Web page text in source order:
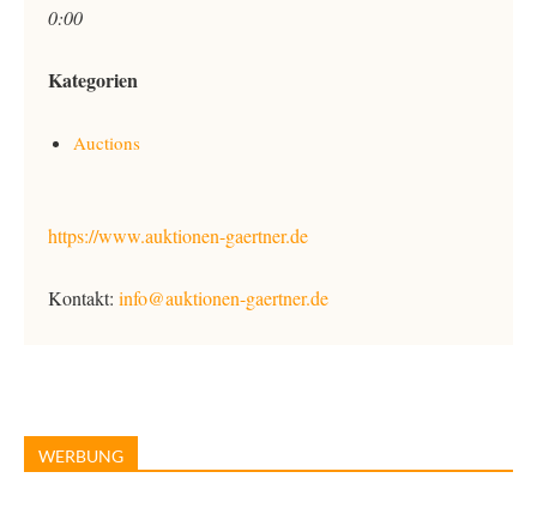
0:00
Kategorien
Auctions
https://www.auktionen-gaertner.de
Kontakt: info@auktionen-gaertner.de
WERBUNG